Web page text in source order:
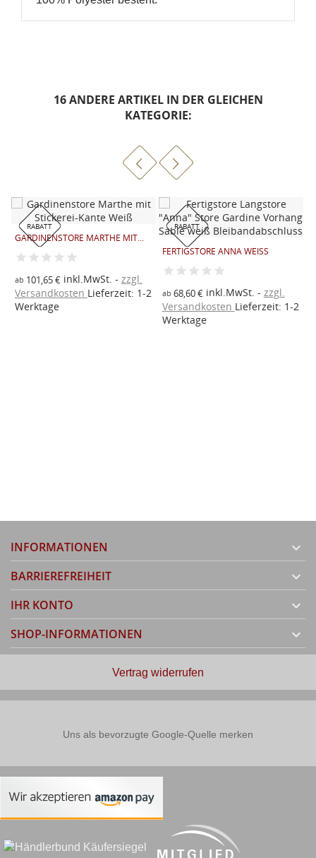
16 ANDERE ARTIKEL IN DER GLEICHEN
KATEGORIE:
RABATT
GARDINENSTORE MARTHE MIT...
ab 101,65 €inkl.MwSt.
zzgl.
Versandkosten Lieferzeit: 1-2
Werktage
RABATT
FERTIGSTORE ANNA WEISS
ab 68,60 €inkl.MwSt.
zzgl.
Versandkosten Lieferzeit: 1-2
Werktage
INFORMATIONEN 
BARRIEREFREIHEIT 
IHR KONTO 
SHOP-INFORMATIONEN 
Vertrag widerrufen
Uns als bevorzugte Google-Quelle merken